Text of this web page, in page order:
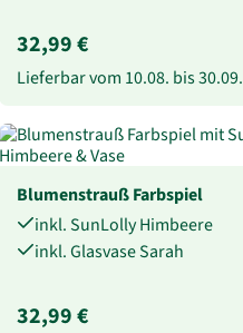
32,99 €
Lieferbar vom 10.08. bis30.09.
Blumenstrauß Farbspiel
inkl. SunLolly Himbeere
inkl. Glasvase Sarah
32,99 €